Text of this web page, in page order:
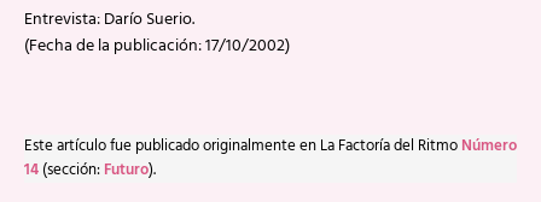
Entrevista: Darío Suerio.
(Fecha de la publicación: 17/10/2002)
Este artículo fue publicado originalmente en La Factoría del Ritmo Número
14 (sección: Futuro).